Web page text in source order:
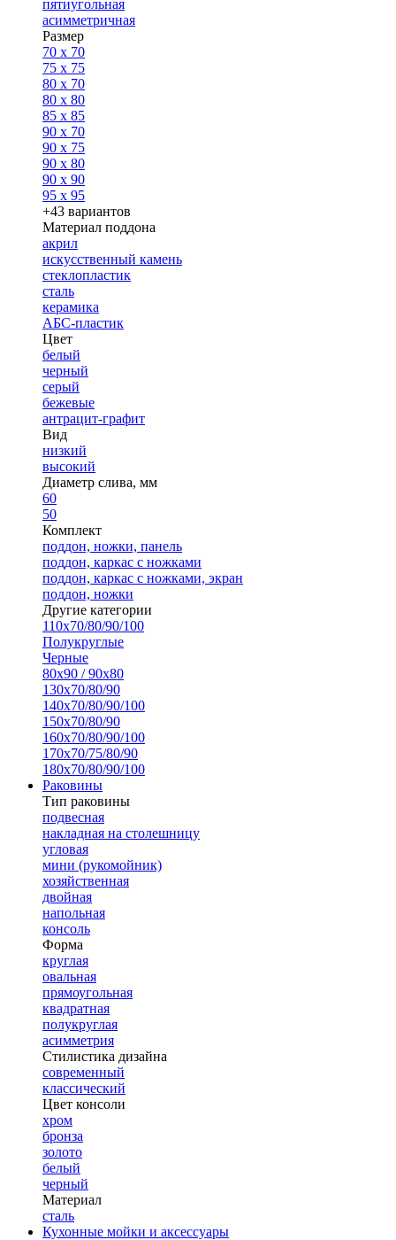
пятиугольная
асимметричная
Размер
70 x 70
75 x 75
80 x 70
80 x 80
85 x 85
90 x 70
90 x 75
90 x 80
90 x 90
95 x 95
+43 вариантов
Материал поддона
акрил
искусственный камень
стеклопластик
сталь
керамика
АБС-пластик
Цвет
белый
черный
серый
бежевые
антрацит-графит
Вид
низкий
высокий
Диаметр слива, мм
60
50
Комплект
поддон, ножки, панель
поддон, каркас с ножками
поддон, каркас с ножками, экран
поддон, ножки
Другие категории
110х70/80/90/100
Полукруглые
Черные
80х90 / 90х80
130х70/80/90
140х70/80/90/100
150х70/80/90
160х70/80/90/100
170х70/75/80/90
180х70/80/90/100
Раковины
Тип раковины
подвесная
накладная на столешницу
угловая
мини (рукомойник)
хозяйственная
двойная
напольная
консоль
Форма
круглая
овальная
прямоугольная
квадратная
полукруглая
асимметрия
Стилистика дизайна
современный
классический
Цвет консоли
хром
бронза
золото
белый
черный
Материал
сталь
Кухонные мойки и аксессуары